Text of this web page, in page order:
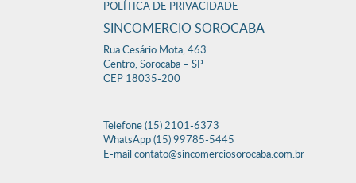
POLÍTICA DE PRIVACIDADE
SINCOMERCIO SOROCABA
Rua Cesário Mota, 463
Centro, Sorocaba – SP
CEP 18035-200
Telefone (15) 2101-6373
WhatsApp (15) 99785-5445
E-mail contato@sincomerciosorocaba.com.br